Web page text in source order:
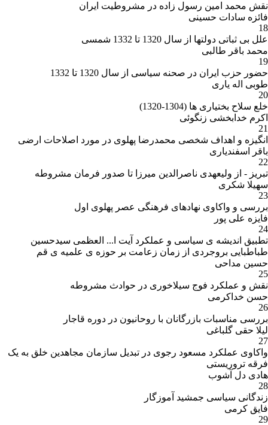
نقش محمد امین رسول زاده در مشروطیت ایران
فائزه سادات حسینی
18
علل بی ثباتی دولتها از سال 1320 تا 1332 شمسی
محمد باقر طالبی
19
حضور حزب ایران در صحنه سیاسی از سال 1320 تا 1332
طوبی اله یاری
20
خلع سلاح بختیاری ها (1304-1320)
اکرم خدابخشی زنگوئی
21
انگیزه و اهداف شخصی محمدرضا پهلوی در مورد اصلاحات ارضی
باقر اسفندیاری
22
تبریز - از ولیعهدی ناصرالدین میرزا تا صدور فرمان مشروطه
سهیلا شکری
23
بررسی و واکاوی نهادهای فرهنگی عصر پهلوی اول
فایزه علی پور
24
تطبیق اندیشه ی سیاسی و عملکرد آیت ا... العظمی سیدحسین
طباطبایی بروجردی از زمان زعامت بر حوزه ی علمیه ی قم
حسین مداحی
25
نقش و عملکرد فوج سیلاخوری در حوادث مشروطه
حسن خداکرمی
26
بررسی مناسبات بازرگانان با روحانیون در دوره قاجار
لیلا حقی گلباغی
27
واکاوی عملکرد مسعود رجوی در تبدیل سازمان مجاهدین خلق به یک
فرقه تروریستی
هادی دل آشوب
28
زندگانی سیاسی جمشید آموزگار
فایق کرمی
29